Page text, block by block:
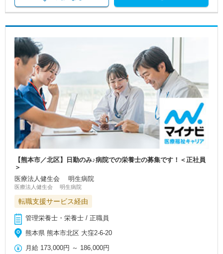
【熊本市／北区】日勤のみ♪病院での栄養士の募集です！＜正社員
＞
医療法人健生会 明生病院
医療法人健生会 明生病院
転職支援サービス経由
管理栄養士・栄養士 / 正職員
熊本県 熊本市北区 大窪2-6-20
月給 173,000円 ～ 186,000円